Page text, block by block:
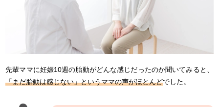
先輩ママに妊娠10週の胎動がどんな感じだったのか聞いてみると、
「まだ胎動は感じない」というママの声がほとんどでした。